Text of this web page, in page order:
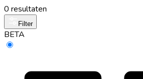
0 resultaten
Filter
BETA